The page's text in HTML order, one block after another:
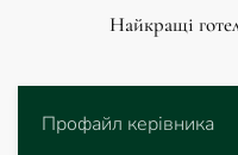
Найкращі
Профайл керівника